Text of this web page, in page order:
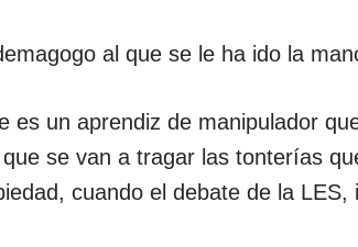
al que se le ha ido la
es un aprendiz de manipulador
se van a tragar las tonterías
cuando el debate de la